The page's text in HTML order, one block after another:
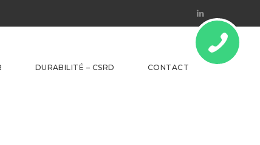
Linkedin
DURABILITÉ – CSRD CONTACT